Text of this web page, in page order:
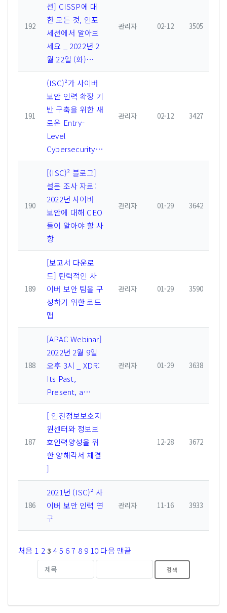
192
션] CISSP에 대
한 모든 것, 인포
세션에서 알아보
세요 _ 2022년 2
월 22일 (화)…
관리자 02-12 3505
191
(ISC)²가 사이버
보안 인력 확장 기
반 구축을 위한 새
로운 Entry-
Level
Cybersecurity…
관리자 02-12 3427
190
[(ISC)² 블로그]
설문 조사 자료:
2022년 사이버
보안에 대해 CEO
들이 알아야 할 사
항
관리자 01-29 3642
189
[보고서 다운로
드] 탄력적인 사
이버 보안 팀을 구
성하기 위한 로드
맵
관리자 01-29 3590
188
[APAC Webinar]
2022년 2월 9일
오후 3시 _ XDR:
Its Past,
Present, a…
관리자 01-29 3638
187
[ 인천정보보호지
원센터와 정보보
호인력양성을 위
한 양해각서 체결
]
12-28 3672
186
2021년 (ISC)² 사
이버 보안 인력 연
구
관리자 11-16 3933
처음 1 2 3 45 6 7 8 9 10 다음 맨끝